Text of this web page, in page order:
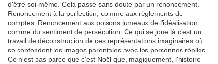
d'être soi-même. Cela passe sans doute par un renoncement.
Renoncement à la perfection, comme aux règlements de
comptes. Renoncement aux poisons jumeaux de l'idéalisation
comme du sentiment de persécution. Ce qui se joue là c'est un
travail de déconstruction de ces représentations imaginaires où
se confondent les imagos parentales avec les personnes réelles.
Ce n'est pas parce que c'est Noël que, magiquement, l'histoire